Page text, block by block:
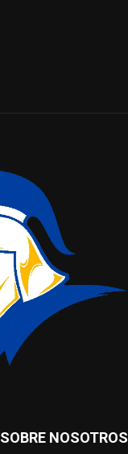
SOBRE NOSOTROS